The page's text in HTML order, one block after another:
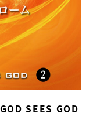
SEES GOD